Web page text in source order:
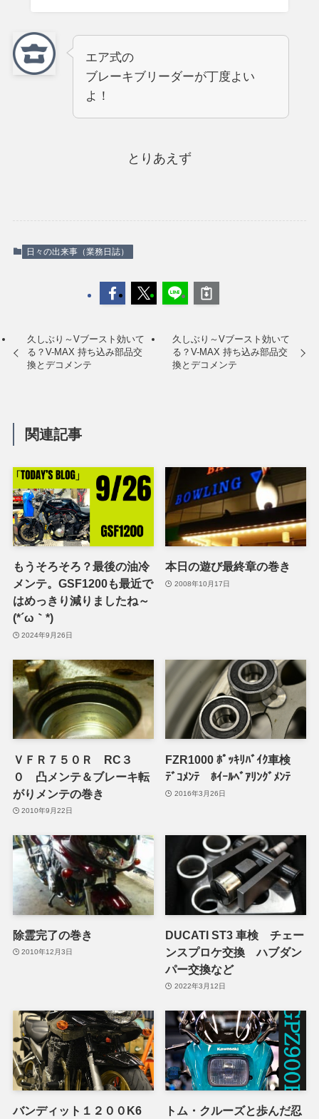
エア式の
ブレーキブリーダーが丁度よい
よ！
とりあえず
日々の出来事（業務日誌）
久しぶり～Vブースト効いて
る？V-MAX 持ち込み部品交
換とデコメンテ
久しぶり～Vブースト効いて
る？V-MAX 持ち込み部品交
換とデコメンテ
関連記事
もうそろそろ？最後の油冷
メンテ。GSF1200も最近で
はめっきり減りましたね～
(*´ω｀*)
2024年9月26日
本日の遊び最終章の巻き
2008年10月17日
ＶＦＲ７５０Ｒ RC３
０ 凸メンテ＆ブレーキ転
がりメンテの巻き
2010年9月22日
FZR1000 ﾎﾟｯｷﾘﾊﾞｲｸ車検
ﾃﾞｺﾒﾝﾃ ﾎｲｰﾙﾍﾞｱﾘﾝｸﾞﾒﾝﾃ
2016年3月26日
除霊完了の巻き
2010年12月3日
DUCATI ST3 車検 チェー
ンスプロケ交換 ハブダン
パー交換など
2022年3月12日
バンディット１２００K6
トム・クルーズと歩んだ忍